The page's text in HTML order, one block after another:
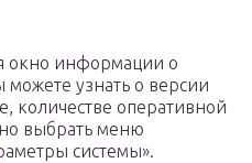
окно информации о
можете узнать о версии
количестве оперативной
выбрать меню
системы».